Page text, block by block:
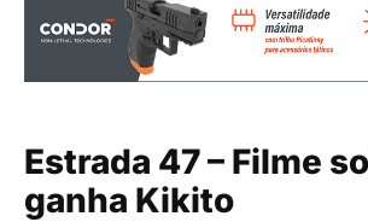
Estrada 47 – Filme
ganha Kikito